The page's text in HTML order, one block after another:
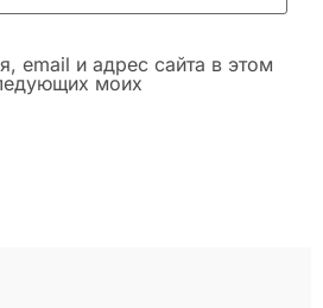
email и адрес сайта в этом
моих